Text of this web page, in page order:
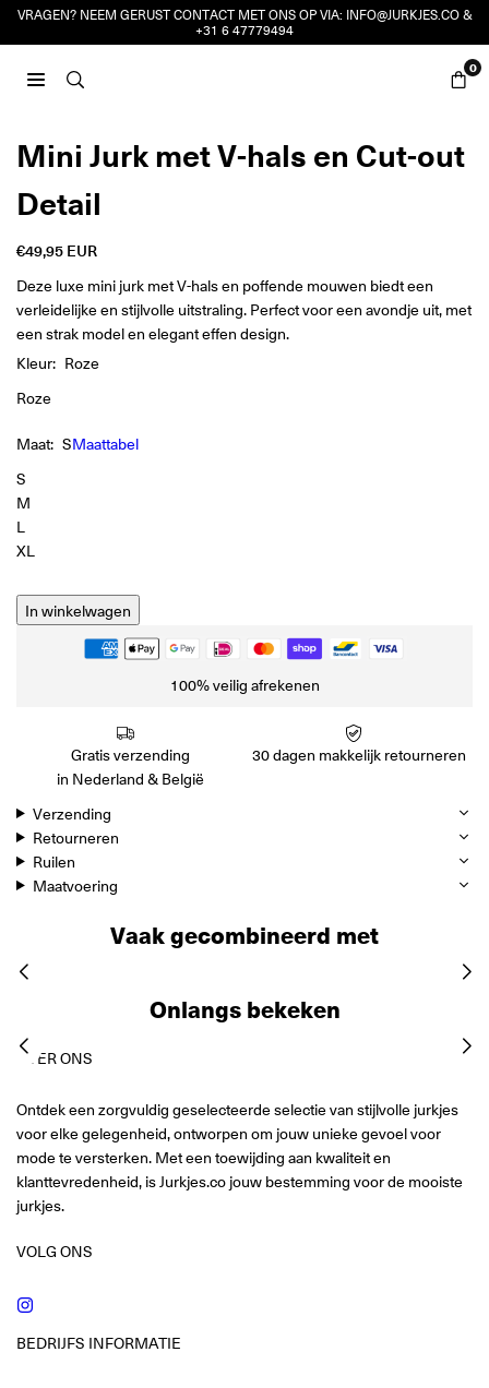
VRAGEN? NEEM GERUST CONTACT MET ONS OP VIA: INFO@JURKJES.CO&
+31 6 47779494
0
Mini Jurk met V-hals en Cut-out
Detail
Reguliere
prijs
€49,95 EUR
Deze luxe mini jurk met V-hals en poffende mouwen biedt een
verleidelijke en stijlvolle uitstraling. Perfect voor een avondje uit, met
een strak model en elegant effen design.
Kleur: Roze
Roze
Maat: SMaattabel
S
M
L
XL
In winkelwagen
100% veilig afrekenen
Gratis verzending
in Nederland & België
30 dagen makkelijk retourneren
Verzending
Retourneren
Ruilen
Maatvoering
Vaak gecombineerd met
Onlangs bekeken
OVER ONS
Ontdek een zorgvuldig geselecteerde selectie van stijlvolle jurkjes
voor elke gelegenheid, ontworpen om jouw unieke gevoel voor
mode te versterken. Met een toewijding aan kwaliteit en
klanttevredenheid, is Jurkjes.co jouw bestemming voor de mooiste
jurkjes.
VOLG ONS
BEDRIJFS INFORMATIE